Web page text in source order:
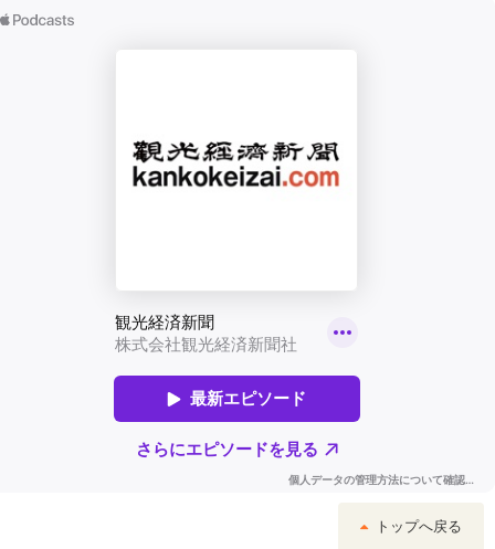
トップへ戻る